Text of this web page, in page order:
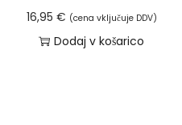
16,95 € (cena vključuje DDV)
Dodaj v košarico